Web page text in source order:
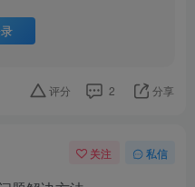
评分 2 分享
关注 私信